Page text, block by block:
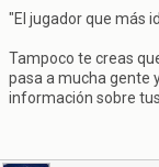
"El jugador que más
Tampoco te creas
pasa a mucha gente
información sobre